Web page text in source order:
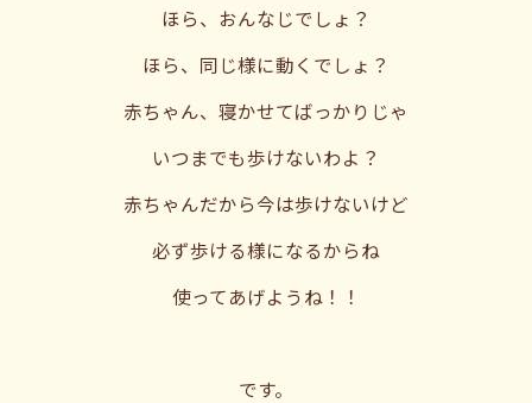
ほら、おんなじでしょ？
ほら、同じ様に動くでしょ？
赤ちゃん、寝かせてばっかりじゃ
いつまでも歩けないわよ？
赤ちゃんだから今は歩けないけど
必ず歩ける様になるからね
使ってあげようね！！
です。